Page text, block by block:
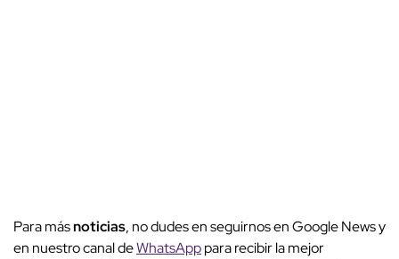
Para másnoticias, no dudes en seguirnos en Google News y
en nuestro canal deWhatsApppara recibir la mejor